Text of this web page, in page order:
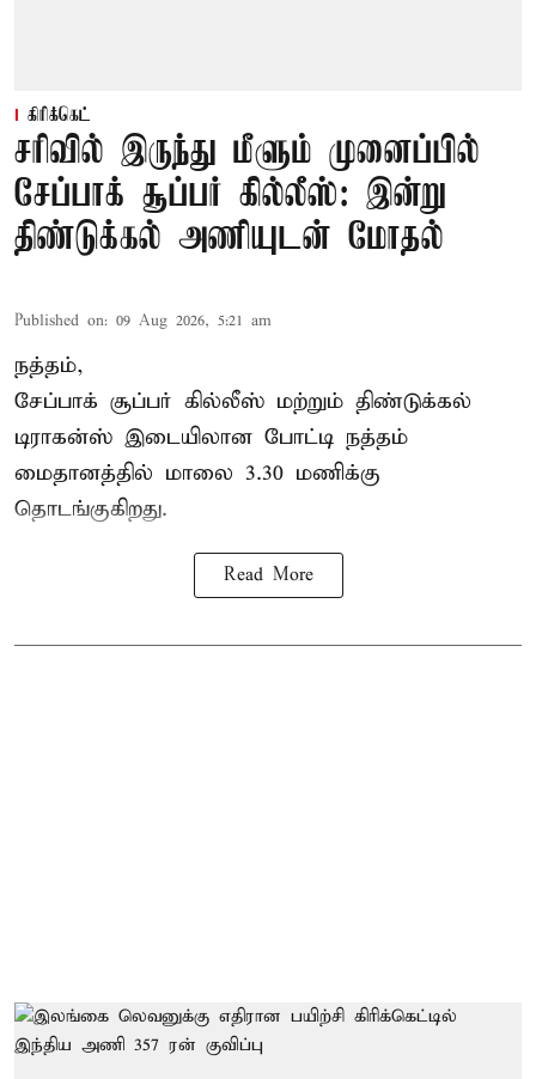
கிரிக்கெட்
சரிவில் இருந்து மீளும் முனைப்பில்
சேப்பாக் சூப்பர் கில்லீஸ்: இன்று
திண்டுக்கல் அணியுடன் மோதல்
Published on: 09 Aug 2026, 5:21 am
நத்தம்,
சேப்பாக் சூப்பர் கில்லீஸ் மற்றும் திண்டுக்கல்
டிராகன்ஸ் இடையிலான போட்டி நத்தம்
மைதானத்தில் மாலை 3.30 மணிக்கு
தொடங்குகிறது.
Read More